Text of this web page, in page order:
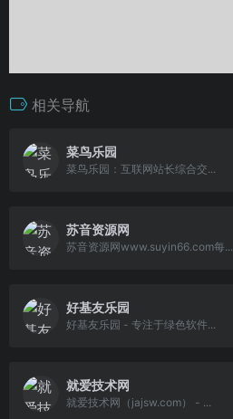
相关导航
菜鸟乐园
菜鸟乐园：互联网站长综合交...
苏音资源网
苏音资源网www.suyin66.com每...
好基友乐园
好基友乐园 - 专注于绿色软件...
就爱技术网
就爱技术网（jajsw.com） - ...